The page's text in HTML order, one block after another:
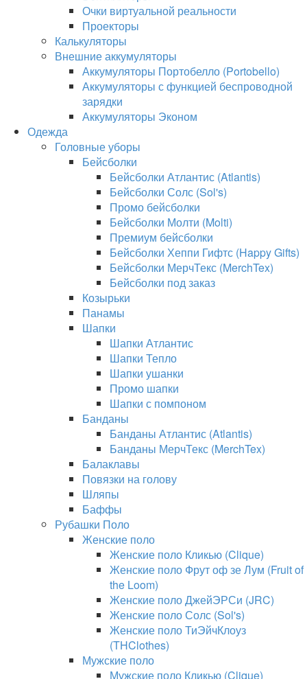
Очки виртуальной реальности
Проекторы
Калькуляторы
Внешние аккумуляторы
Аккумуляторы Портобелло (Portobello)
Аккумуляторы с функцией беспроводной
зарядки
Аккумуляторы Эконом
Одежда
Головные уборы
Бейсболки
Бейсболки Атлантис (Atlantis)
Бейсболки Солс (Sol's)
Промо бейсболки
Бейсболки Молти (Molti)
Премиум бейсболки
Бейсболки Хеппи Гифтс (Happy Gifts)
Бейсболки МерчТекс (MerchTex)
Бейсболки под заказ
Козырьки
Панамы
Шапки
Шапки Атлантис
Шапки Тепло
Шапки ушанки
Промо шапки
Шапки с помпоном
Банданы
Банданы Атлантис (Atlantis)
Банданы МерчТекс (MerchTex)
Балаклавы
Повязки на голову
Шляпы
Баффы
Рубашки Поло
Женские поло
Женские поло Кликью (Clique)
Женские поло Фрут оф зе Лум (Fruit of
the Loom)
Женские поло ДжейЭРСи (JRC)
Женские поло Солс (Sol's)
Женские поло ТиЭйчКлоуз
(THClothes)
Мужские поло
Мужские поло Кликью (Clique)